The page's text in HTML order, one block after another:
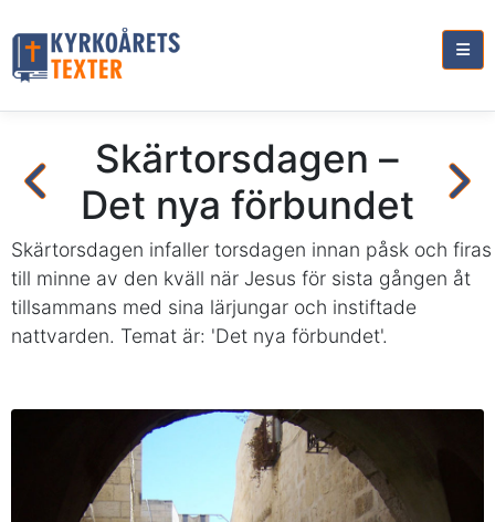
Skärtorsdagen –
Det nya förbundet
Skärtorsdagen infaller torsdagen innan påsk och firas
till minne av den kväll när Jesus för sista gången åt
tillsammans med sina lärjungar och instiftade
nattvarden. Temat är: 'Det nya förbundet'.